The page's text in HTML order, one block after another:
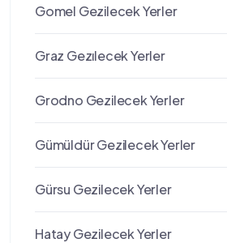
Gomel Gezilecek Yerler
Graz Gezılecek Yerler
Grodno Gezilecek Yerler
Gümüldür Gezilecek Yerler
Gürsu Gezilecek Yerler
Hatay Gezilecek Yerler